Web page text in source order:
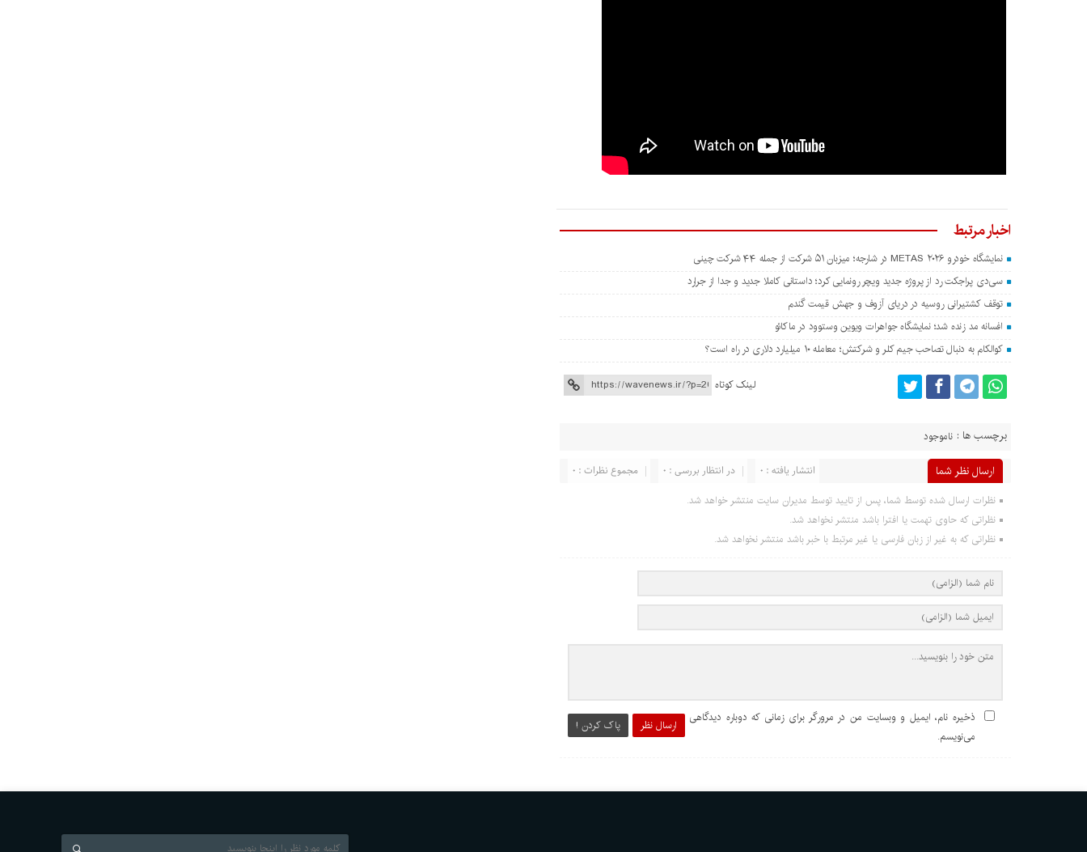
اخبار مرتبط
نمایشگاه خودرو METAS ۲۰۲۶ در شارجه؛ میزبان ۵۱ شرکت از جمله ۴۴ شرکت چینی
سی‌دی پراجکت رد از پروژه جدید ویچر رونمایی کرد؛ داستانی کاملا جدید و جدا از جرارد
توقف کشتیرانی روسیه در دریای آزوف و جهش قیمت گندم
افسانه مد زنده شد؛ نمایشگاه جواهرات ویوین وستوود در ماکائو
کوالکام به دنبال تصاحب جیم کلر و شرکتش؛ معامله ۱۰ میلیارد دلاری در راه است؟
لینک کوتاه
برچسب ها : ناموجود
ارسال نظر شما مجموع نظرات : 0 در انتظار بررسی : 0 انتشار یافته : 0
نظرات ارسال شده توسط شما، پس از تایید توسط مدیران سایت منتشر خواهد شد.
نظراتی که حاوی تهمت یا افترا باشد منتشر نخواهد شد.
نظراتی که به غیر از زبان فارسی یا غیر مرتبط با خبر باشد منتشر نخواهد شد.
ارسال نظر پاک کردن !
ذخیره نام، ایمیل و وبسایت من در مرورگر برای زمانی که دوباره دیدگاهی
می‌نویسم.